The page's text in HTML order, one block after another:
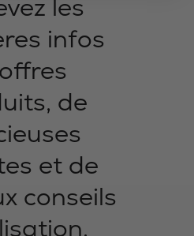
les
infos
de
et de
conseils